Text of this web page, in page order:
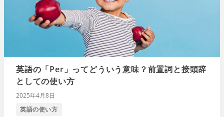
英語の「Per」ってどういう意味？前置詞と接頭辞
としての使い方
2025年4月8日
英語の使い方